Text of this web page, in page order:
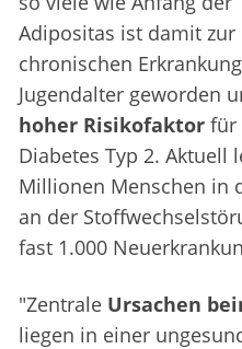
Adipositas ist damit zur
chronischen
Jugendalter geworden
hoher Risikofaktor für
Diabetes Typ 2. Aktuell
Millionen Menschen in
an der
fast 1.000
"Zentrale Ursachen
liegen in einer